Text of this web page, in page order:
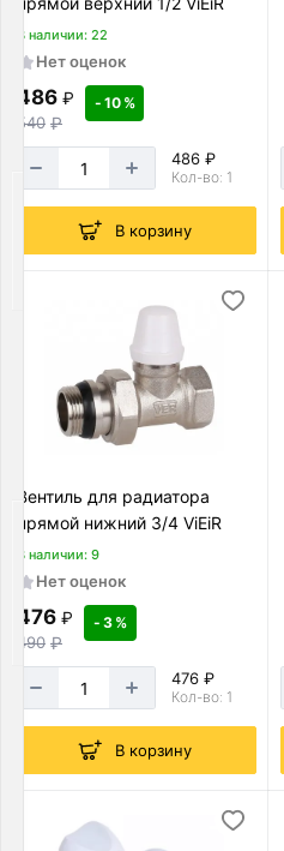
трубы
для
канализации
Товаров
по
акции:
1
Смесители
Товаров
Арматура
смесителей
Товаров
по
Инженерная
сантехника
Товаров
акции:
327
Коллектора
и
комплектующие
41
В наличии: 22
Нет оценок
486 ₽
540 ₽
- 10 %
486 ₽
Кол-во: 1
В корзину
Вентиль для радиатора
прямой нижний 3/4 ViEiR
В наличии: 9
Нет оценок
476 ₽
490 ₽
- 3 %
476 ₽
Кол-во: 1
В корзину